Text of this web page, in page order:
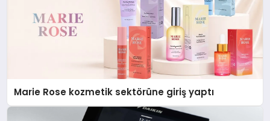
Marie Rose kozmetik sektörüne giriş yaptı